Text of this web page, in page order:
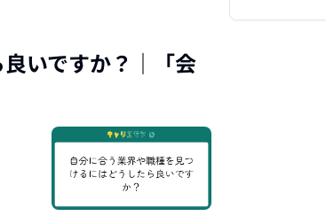
いですか？ ｜「会